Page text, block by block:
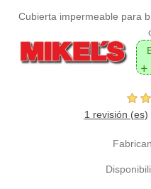
Montacargas Semi-
Cubierta impermeable para
1 revisión (es)